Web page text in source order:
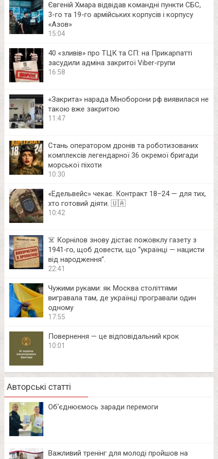
Євгеній Хмара відвідав командні пункти СБС,
3-го та 19-го армійських корпусів і корпусу
«Азов»
15:04
40 «зливів» про ТЦК та СП: на Прикарпатті
засудили адміна закритої Viber-групи
16:58
«Закрита» нарада Міноборони рф виявилася не
такою вже закритою
11:47
Стань оператором дронів та роботизованих
комплексів легендарної 36 окремої бригади
морської піхоти
10:30
«Едельвейс» чекає. Контракт 18–24 — для тих,
хто готовий діяти. 🇺🇦
10:42
☠️ Корнілов знову дістає пожовклу газету з
1941‑го, щоб довести, що “українці — нацисти
від народження”.
22:41
Чужими руками: як Москва століттями
вигравала там, де українці програвали один
одному
17:55
Повернення — це відповідальний крок
10:01
Авторські статті
Об‘єднюємось заради перемоги
Важливий тренінг для молоді пройшов на